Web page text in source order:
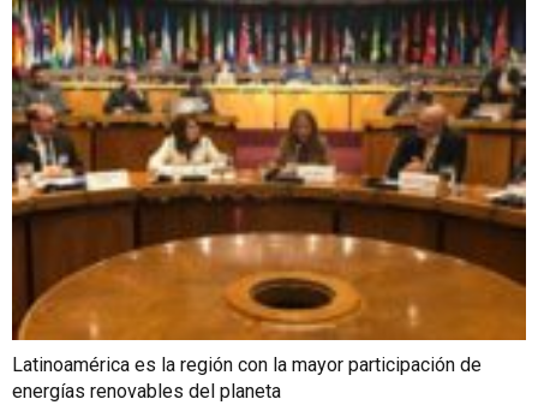
Latinoamérica es la región con la mayor participación de
energías renovables del planeta